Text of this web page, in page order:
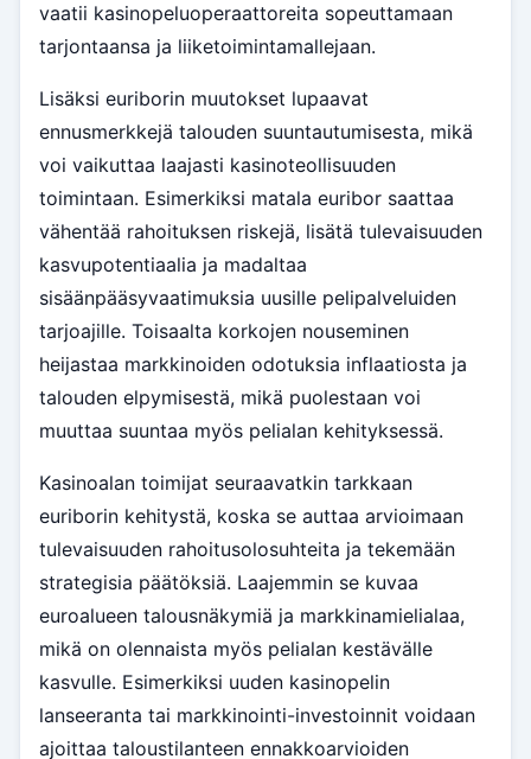
vaatii kasinopeluoperaattoreita sopeuttamaan
tarjontaansa ja liiketoimintamallejaan.
Lisäksi euriborin muutokset lupaavat
ennusmerkkejä talouden suuntautumisesta, mikä
voi vaikuttaa laajasti kasinoteollisuuden
toimintaan. Esimerkiksi matala euribor saattaa
vähentää rahoituksen riskejä, lisätä tulevaisuuden
kasvupotentiaalia ja madaltaa
sisäänpääsyvaatimuksia uusille pelipalveluiden
tarjoajille. Toisaalta korkojen nouseminen
heijastaa markkinoiden odotuksia inflaatiosta ja
talouden elpymisestä, mikä puolestaan voi
muuttaa suuntaa myös pelialan kehityksessä.
Kasinoalan toimijat seuraavatkin tarkkaan
euriborin kehitystä, koska se auttaa arvioimaan
tulevaisuuden rahoitusolosuhteita ja tekemään
strategisia päätöksiä. Laajemmin se kuvaa
euroalueen talousnäkymiä ja markkinamielialaa,
mikä on olennaista myös pelialan kestävälle
kasvulle. Esimerkiksi uuden kasinopelin
lanseeranta tai markkinointi-investoinnit voidaan
ajoittaa taloustilanteen ennakkoarvioiden